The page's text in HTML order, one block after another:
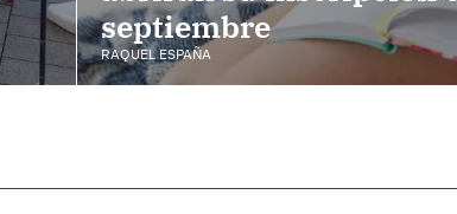
septiembre
RAQUEL ESPAÑA